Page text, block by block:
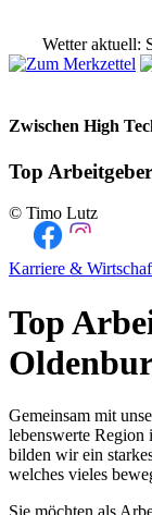
Wetter aktuell:
Zwischen High
Top
© Timo Lutz
Karriere &
Top
Gemeinsam mit
lebenswerte Region
bilden wir ein
welches vieles